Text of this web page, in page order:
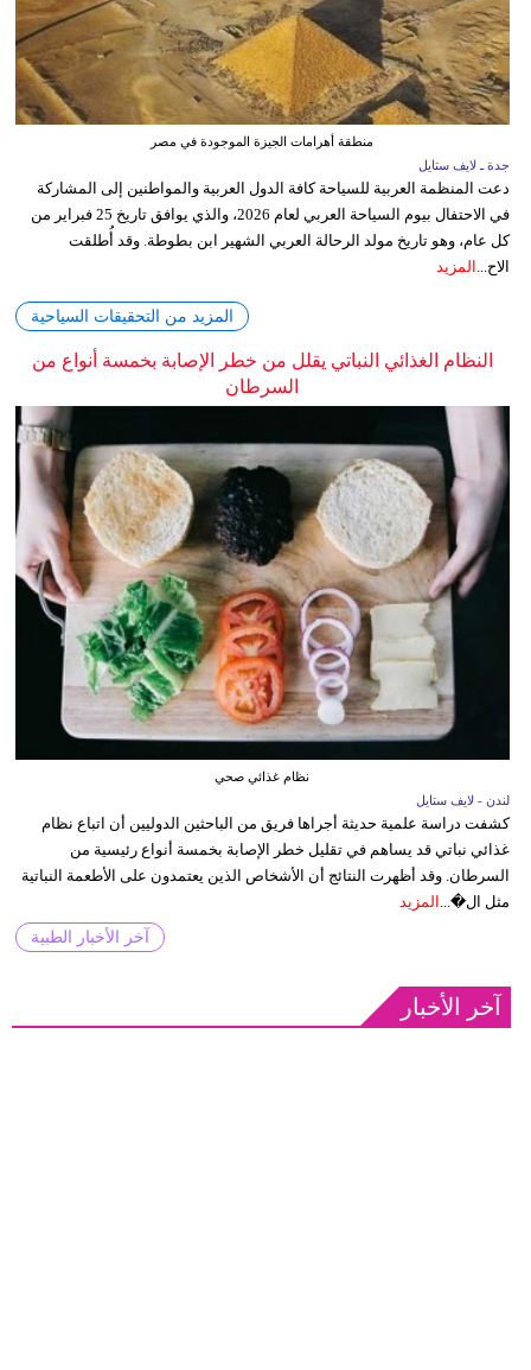
منطقة أهرامات الجيزة الموجودة في مصر
جدة ـ لايف ستايل
دعت المنظمة العربية للسياحة كافة الدول العربية والمواطنين إلى المشاركة
في الاحتفال بيوم السياحة العربي لعام 2026، والذي يوافق تاريخ 25 فبراير من
كل عام، وهو تاريخ مولد الرحالة العربي الشهير ابن بطوطة. وقد أُطلقت
الاح... المزيد
المزيد من التحقيقات السياحية
النظام الغذائي النباتي يقلل من خطر الإصابة بخمسة أنواع من
السرطان
نظام غذائي صحي
لندن - لايف ستايل
كشفت دراسة علمية حديثة أجراها فريق من الباحثين الدوليين أن اتباع نظام
غذائي نباتي قد يساهم في تقليل خطر الإصابة بخمسة أنواع رئيسية من
السرطان. وقد أظهرت النتائج أن الأشخاص الذين يعتمدون على الأطعمة النباتية
مثل ال�...
المزيد
آخر الأخبار الطبية
آخر الأخبار